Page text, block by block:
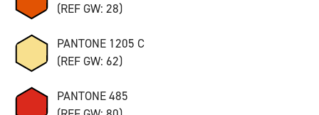
(REF GW: 28)
PANTONE 1205 C
(REF GW: 62)
PANTONE 485